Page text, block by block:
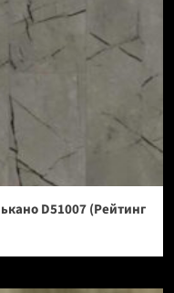
D51007 (Рейтинг